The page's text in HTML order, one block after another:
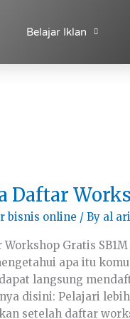
Belajar Iklan
Daftar
bisnis online / By al ari
Workshop Gratis
apa itu
langsung
disini: Pelajari
setelah daftar
Workshop